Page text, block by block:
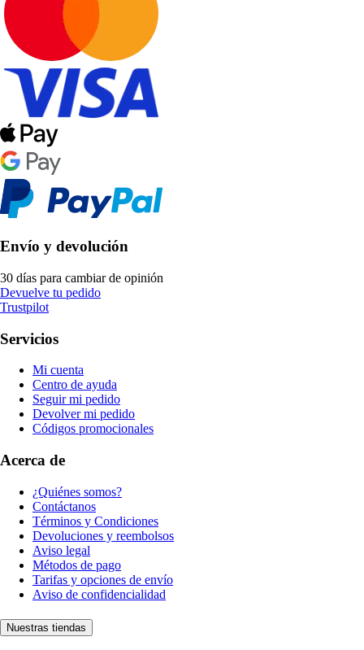
Envío y devolución
30 días para cambiar de opinión
Devuelve tu pedido
Trustpilot
Servicios
Mi cuenta
Centro de ayuda
Seguir mi pedido
Devolver mi pedido
Códigos promocionales
Acerca de
¿Quiénes somos?
Contáctanos
Términos y Condiciones
Devoluciones y reembolsos
Aviso legal
Métodos de pago
Tarifas y opciones de envío
Aviso de confidencialidad
Nuestras tiendas